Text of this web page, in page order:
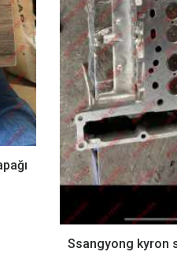
Ssangyong kyron